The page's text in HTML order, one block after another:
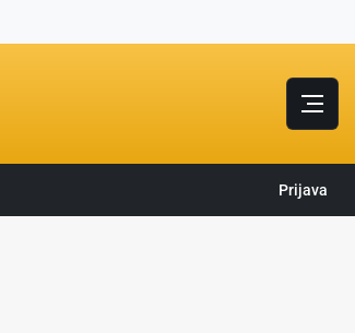
Prijava